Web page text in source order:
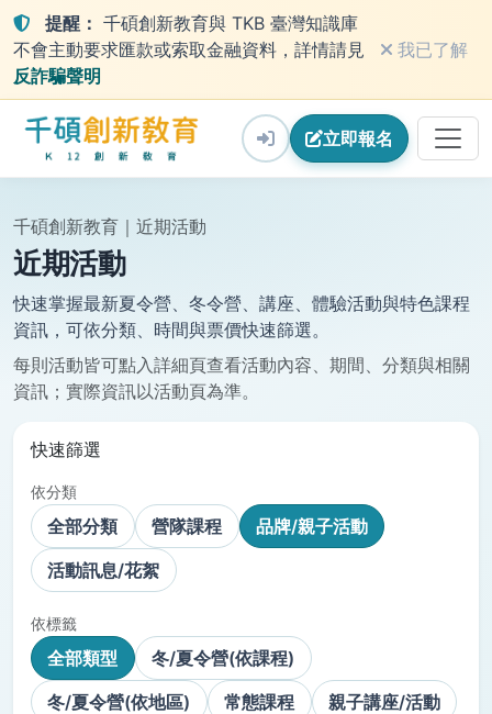
提醒： 千碩創新教育與 TKB 臺灣知識庫
不會主動要求匯款或索取金融資料，詳情請見
反詐騙聲明
我已了解
立即報名
千碩創新教育｜近期活動
近期活動
快速掌握最新夏令營、冬令營、講座、體驗活動與特色課程
資訊，可依分類、時間與票價快速篩選。
每則活動皆可點入詳細頁查看活動內容、期間、分類與相關
資訊；實際資訊以活動頁為準。
快速篩選
依分類
全部分類 營隊課程
品牌/親子活動
活動訊息/花絮
依標籤
全部類型
冬/夏令營(依課程)
冬/夏令營(依地區)
常態課程
親子講座/活動